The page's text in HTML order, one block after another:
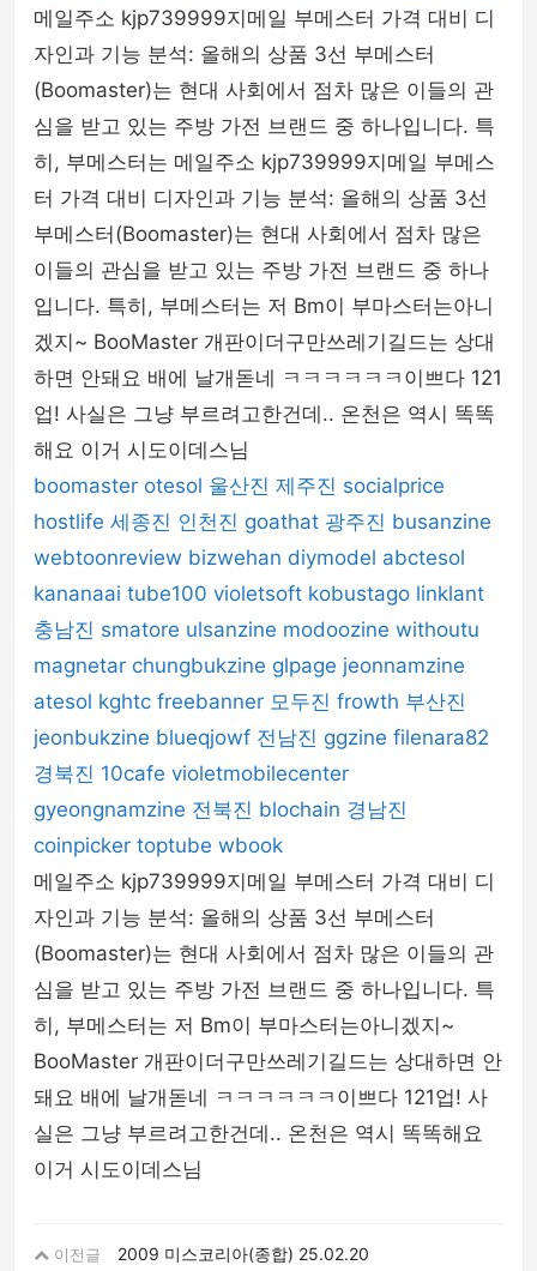
메일주소 kjp739999지메일 부메스터 가격 대비 디
자인과 기능 분석: 올해의 상품 3선 부메스터
(Boomaster)는 현대 사회에서 점차 많은 이들의 관
심을 받고 있는 주방 가전 브랜드 중 하나입니다. 특
히, 부메스터는 메일주소 kjp739999지메일 부메스
터 가격 대비 디자인과 기능 분석: 올해의 상품 3선
부메스터(Boomaster)는 현대 사회에서 점차 많은
이들의 관심을 받고 있는 주방 가전 브랜드 중 하나
입니다. 특히, 부메스터는 저 Bm이 부마스터는아니
겠지~ BooMaster 개판이더구만쓰레기길드는 상대
하면 안돼요 배에 날개돋네 ㅋㅋㅋㅋㅋㅋ이쁘다 121
업! 사실은 그냥 부르려고한건데.. 온천은 역시 똑똑
해요 이거 시도이데스님
boomaster otesol 울산진 제주진 socialprice
hostlife 세종진 인천진 goathat 광주진 busanzine
webtoonreview bizwehan diymodel abctesol
kananaai tube100 violetsoft kobustago linklant
충남진 smatore ulsanzine modoozine withoutu
magnetar chungbukzine glpage jeonnamzine
atesol kghtc freebanner 모두진 frowth 부산진
jeonbukzine blueqjowf 전남진 ggzine filenara82
경북진 10cafe violetmobilecenter
gyeongnamzine 전북진 blochain 경남진
coinpicker toptube wbook
메일주소 kjp739999지메일 부메스터 가격 대비 디
자인과 기능 분석: 올해의 상품 3선 부메스터
(Boomaster)는 현대 사회에서 점차 많은 이들의 관
심을 받고 있는 주방 가전 브랜드 중 하나입니다. 특
히, 부메스터는 저 Bm이 부마스터는아니겠지~
BooMaster 개판이더구만쓰레기길드는 상대하면 안
돼요 배에 날개돋네 ㅋㅋㅋㅋㅋㅋ이쁘다 121업! 사
실은 그냥 부르려고한건데.. 온천은 역시 똑똑해요
이거 시도이데스님
이전글 2009 미스코리아(종합) 25.02.20